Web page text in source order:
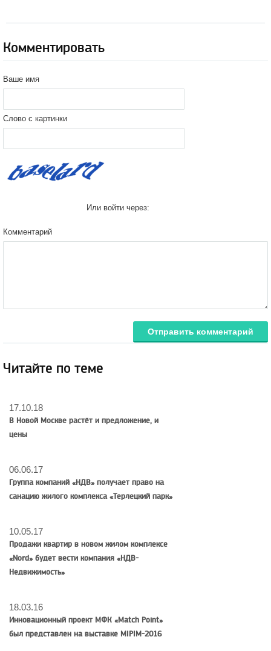
Комментировать
Ваше имя
Слово с картинки
Или войти через:
Комментарий
Отправить комментарий
Читайте по теме
17.10.18
В Новой Москве растёт и предложение, и
цены
06.06.17
Группа компаний «НДВ» получает право на
санацию жилого комплекса «Терлецкий парк»
10.05.17
Продажи квартир в новом жилом комплексе
«Nord» будет вести компания «НДВ-
Недвижимость»
18.03.16
Инновационный проект МФК «Match Point»
был представлен на выставке MIPIM-2016